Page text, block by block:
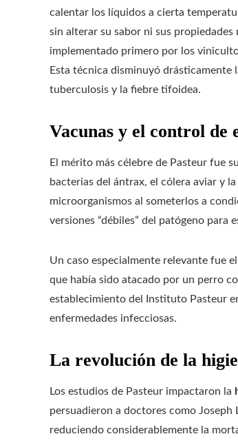
calentar los líquidos a cierta
sin alterar su sabor ni sus
implementado primero por los
Esta técnica disminuyó
tuberculosis y la fiebre tifoidea.
Vacunas y el control de
El mérito más célebre de Pasteur fue
bacterias del ántrax, el cólera aviar y
microorganismos al someterlos a
versiones “débiles” del patógeno
Un caso especialmente relevante fue
que había sido atacado por un perro
establecimiento del Instituto Pasteur
enfermedades infecciosas.
La revolución de la
Los estudios de Pasteur impactaron la
persuadieron a doctores como
reduciendo considerablemente la